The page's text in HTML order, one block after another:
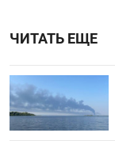
ЧИТАТЬ ЕЩЕ